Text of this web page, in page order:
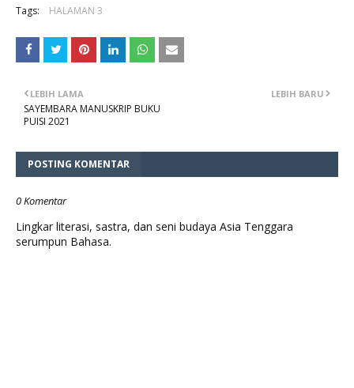
Tags: HALAMAN 3
LEBIH BARU
LEBIH LAMA
SAYEMBARA MANUSKRIP BUKU
PUISI 2021
POSTING KOMENTAR
0 Komentar
Lingkar literasi, sastra, dan seni budaya Asia Tenggara
serumpun Bahasa.